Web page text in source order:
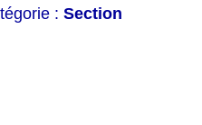
: Section